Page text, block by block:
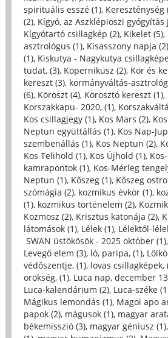
spirituális esszé (1), Kereszténység
(2), Kígyó, az Aszklépioszi gyógyítás
Kígyótartó csillagkép (2), Kikelet (5),
asztrológus (1), Kisasszony napja (2)
(1), Kiskutya - Nagykutya
tudat, (3), Kopernikusz (2), Kör és
kereszt (3), kormányváltás-
(6), Köröszt (4), Körosztó kereszt (1),
Korszakkapu- 2020, (1),
Kos csillagjegy (1), Kos Mars (2),
Neptun együttállás (1), Kos Nap-
szembenállás (1), Kos Neptun (2),
Kos Telihold (1), Kos Újhold (1),
kamrapontok (1), Kos-Mérleg
Neptun (1), Kőszeg (1), Kőszeg
szómágia (2), kozmikus évkör (1),
(1), kozmikus történelem (2),
Kozmosz (2), Krisztus katonája (2),
látomások (1), Lélek (1), Lélektől-
SWAN üstökösök - 2025 október (1),
Levegő elem (3), ló, paripa, (1),
védőszentje, (1), lovas csillagképek,
örökség, (1), Luca nap, december
Luca-kalendárium (2), Luca-széke
Mágikus lemondás (1), Magoi apo
papok (2), mágusok (1), magyar
békemisszió (3), magyar géniusz (1),